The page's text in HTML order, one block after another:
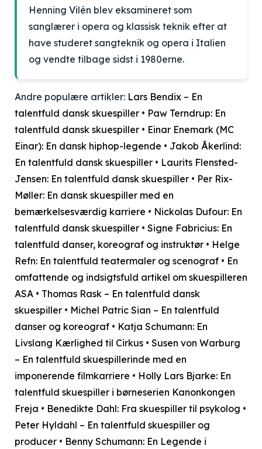
Henning Vilén blev eksamineret som
sanglærer i opera og klassisk teknik efter at
have studeret sangteknik og opera i Italien
og vendte tilbage sidst i 1980erne.
Andre populære artikler: Lars Bendix – En
talentfuld dansk skuespiller • Paw Terndrup: En
talentfuld dansk skuespiller • Einar Enemark (MC
Einar): En dansk hiphop-legende • Jakob Åkerlind:
En talentfuld dansk skuespiller • Laurits Flensted-
Jensen: En talentfuld dansk skuespiller • Per Rix-
Møller: En dansk skuespiller med en
bemærkelsesværdig karriere • Nickolas Dufour: En
talentfuld dansk skuespiller • Signe Fabricius: En
talentfuld danser, koreograf og instruktør • Helge
Refn: En talentfuld teatermaler og scenograf • En
omfattende og indsigtsfuld artikel om skuespilleren
ASA • Thomas Rask – En talentfuld dansk
skuespiller • Michel Patric Sian – En talentfuld
danser og koreograf • Katja Schumann: En
Livslang Kærlighed til Cirkus • Susen von Warburg
– En talentfuld skuespillerinde med en
imponerende filmkarriere • Holly Lars Bjarke: En
talentfuld skuespiller i børneserien Kanonkongen
Freja • Benedikte Dahl: Fra skuespiller til psykolog •
Peter Hyldahl – En talentfuld skuespiller og
producer • Benny Schumann: En Legende i